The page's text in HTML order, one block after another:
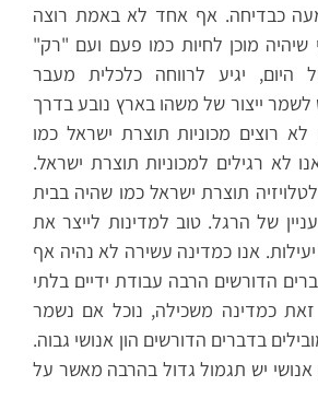
כבדיחה. אף אחד לא באמת רוצה
שיהיה מוכן לחיות כמו פעם ועם "רק"
יגיע לרווחה כלכלית מעבר
לשמר ייצור של משהו בארץ נובע בדרך
לא רוצים מכוניות תוצרת ישראל כמו
לא רגילים למכוניות תוצרת ישראל.
תוצרת ישראל כמו שהיה בבית
עניין של הרגל. טוב למדינות לייצר את
אנו כמדינה עשירה לא נהיה אף
הדורשים הרבה עבודת ידיים בלתי
כמדינה משכילה, נוכל אם נשמר
בדברים הדורשים הון אנושי גבוה.
אנושי יש תגמול גדול בהרבה מאשר על